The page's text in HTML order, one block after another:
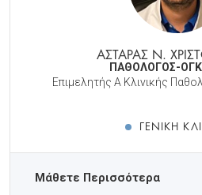
ΑΣΤΑΡΑΣ Ν.
ΠΑΘΟΛΟΓΟΣ-
Επιμελητής Α Κλινικής
ΓΕΝΙΚΉ
Μάθετε Περισσότερα